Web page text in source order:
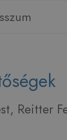
Reitter